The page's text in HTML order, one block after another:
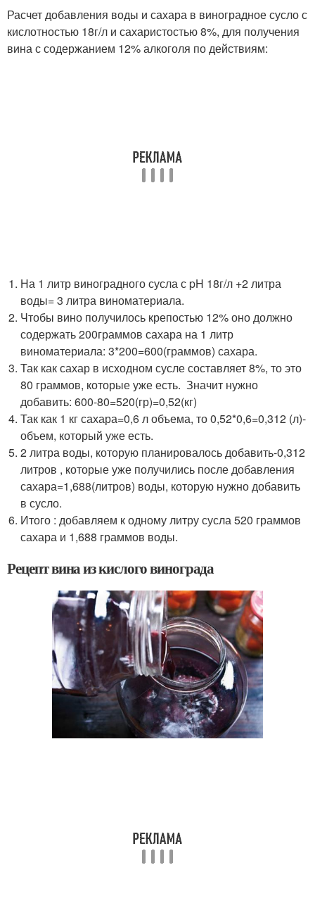
Расчет добавления воды и сахара в виноградное сусло с
кислотностью 18г/л и сахаристостью 8%, для получения
вина с содержанием 12% алкоголя по действиям:
На 1 литр виноградного сусла с pH 18г/л +2 литра
воды= 3 литра виноматериала.
Чтобы вино получилось крепостью 12% оно должно
содержать 200граммов сахара на 1 литр
виноматериала: 3*200=600(граммов) сахара.
Так как сахар в исходном сусле составляет 8%, то это
80 граммов, которые уже есть. Значит нужно
добавить: 600-80=520(гр)=0,52(кг)
Так как 1 кг сахара=0,6 л объема, то 0,52*0,6=0,312 (л)-
объем, который уже есть.
2 литра воды, которую планировалось добавить-0,312
литров , которые уже получились после добавления
сахара=1,688(литров) воды, которую нужно добавить
в сусло.
Итого : добавляем к одному литру сусла 520 граммов
сахара и 1,688 граммов воды.
Рецепт вина из кислого винограда